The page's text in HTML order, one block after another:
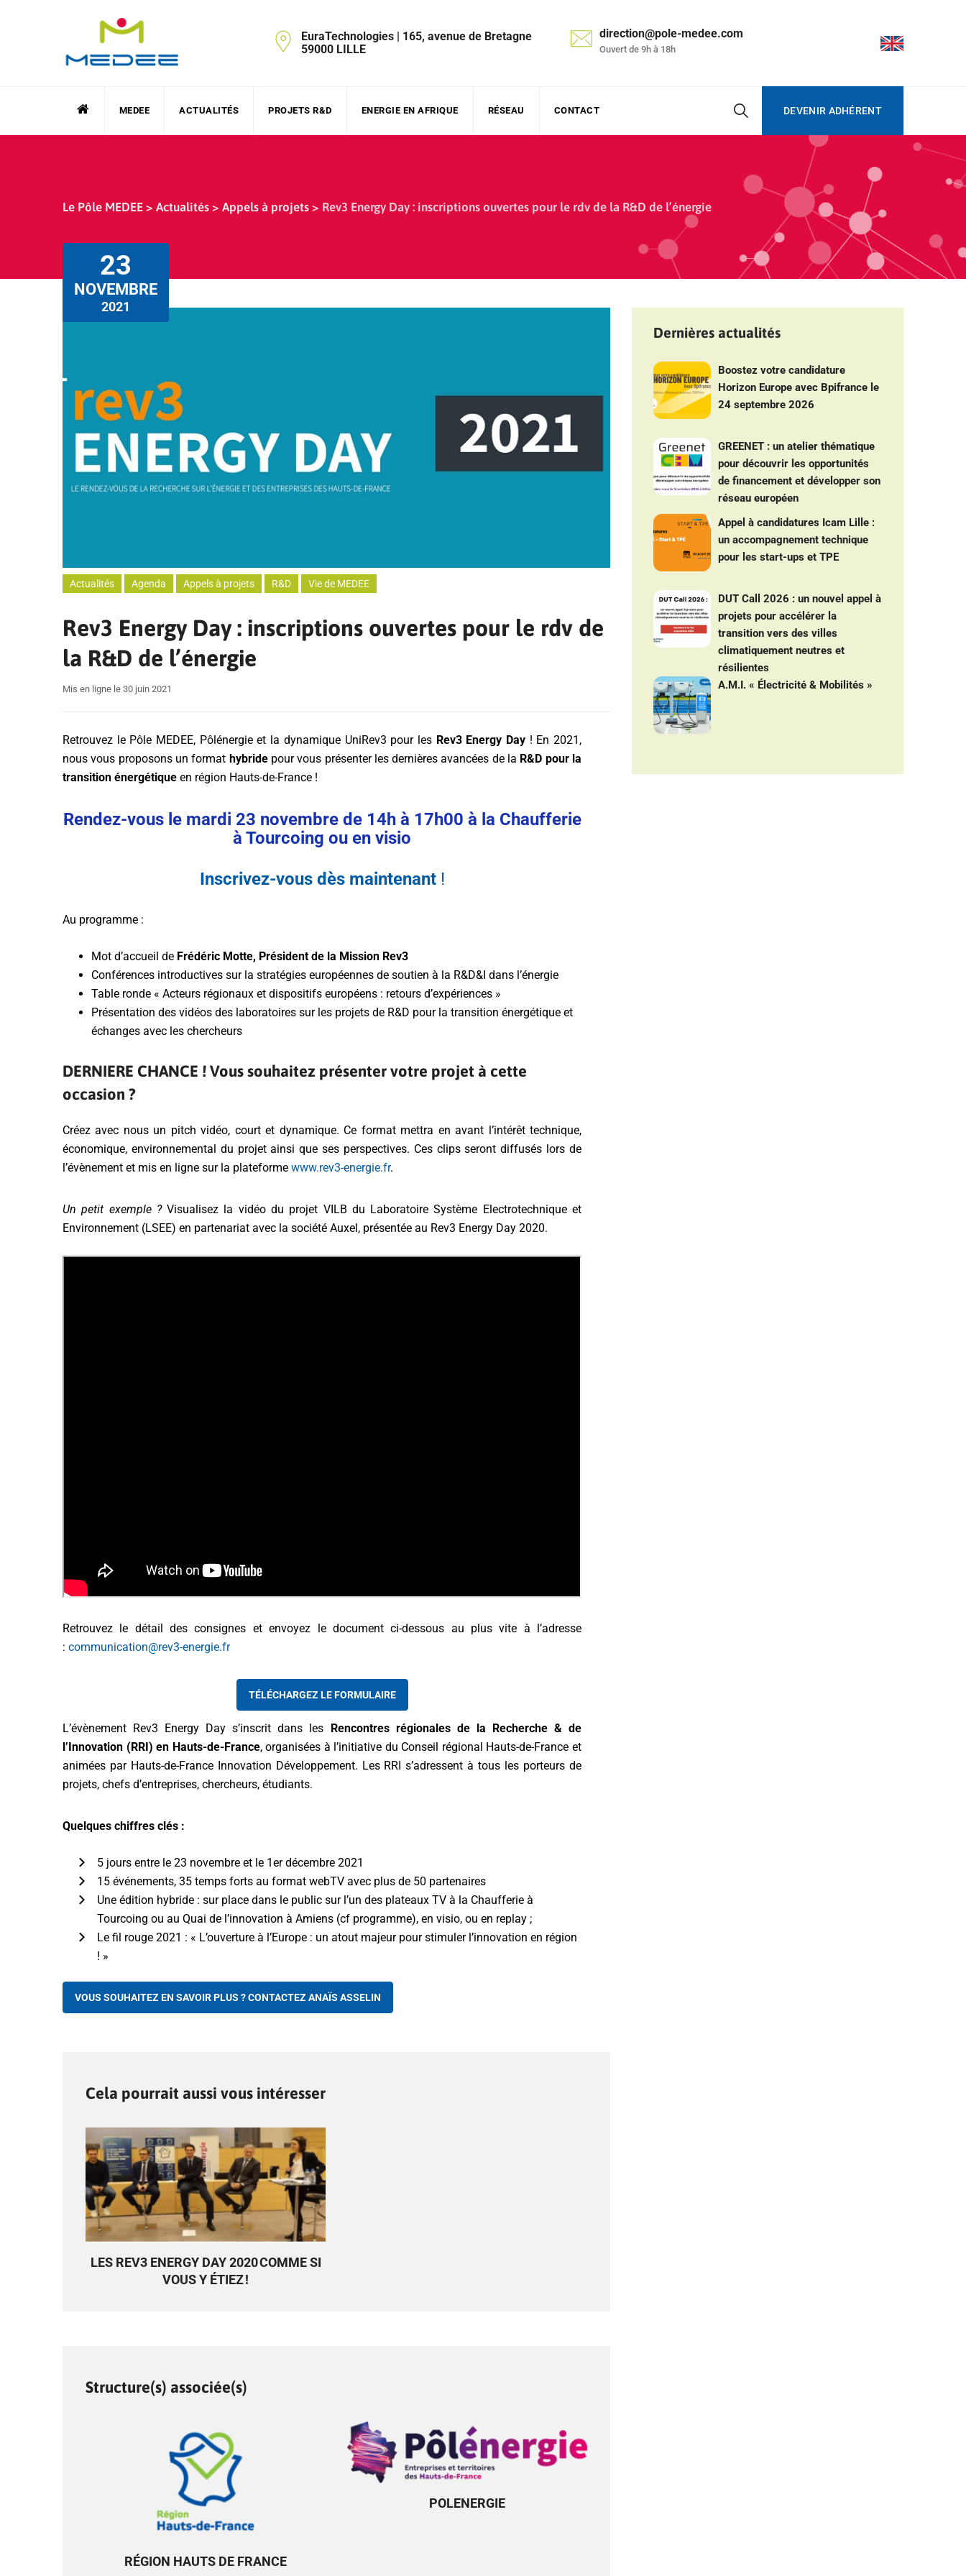
EuraTechnologies | 165, avenue de Bretagne
59000 LILLE
direction@pole-medee.com
Ouvert de 9h à 18h
MEDEE ACTUALITÉS PROJETS R&D ENERGIE EN AFRIQUE RÉSEAU CONTACT DEVENIR ADHÉRENT
Le Pôle MEDEE > Actualités > Appels à projets > Rev3 Energy Day : inscriptions ouvertes pour le rdv de la R&D de l’énergie
23
NOVEMBRE
2021
Actualités Agenda Appels à projets R&D Vie de MEDEE
Rev3 Energy Day : inscriptions ouvertes pour le rdv de
la R&D de l’énergie
Mis en ligne le 30 juin 2021
Retrouvez le Pôle MEDEE, Pôlénergie et la dynamique UniRev3 pour les Rev3 Energy Day! En 2021,
nous vous proposons un format hybride pour vous présenter les dernières avancées de la R&D pour la
transition énergétique en région Hauts-de-France !
Rendez-vous le mardi 23 novembre de 14h à 17h00 à la Chaufferie
à Tourcoing ou en visio
Inscrivez-vous dès maintenant !
Au programme :
Mot d’accueil de Frédéric Motte, Président de la Mission Rev3
Conférences introductives sur la stratégies européennes de soutien à la R&D&I dans l’énergie
Table ronde « Acteurs régionaux et dispositifs européens : retours d’expériences »
Présentation des vidéos des laboratoires sur les projets de R&D pour la transition énergétique et
échanges avec les chercheurs
DERNIERE CHANCE !Vous souhaitez présenter votre projet à cette
occasion ?
Créez avec nous un pitch vidéo, court et dynamique. Ce format mettra en avant l’intérêt technique,
économique, environnemental du projet ainsi que ses perspectives. Ces clips seront diffusés lors de
l’évènement et mis en ligne sur la plateforme www.rev3-energie.fr.
Un petit exemple ?Visualisez la vidéo du projet VILB du Laboratoire Système Electrotechnique et
Environnement (LSEE) en partenariat avec la société Auxel, présentée au Rev3 Energy Day 2020.
Retrouvez le détail des consignes et envoyez le document ci-dessous au plus vite à l’adresse
: communication@rev3-energie.fr
TÉLÉCHARGEZ LE FORMULAIRE
L’évènement Rev3 Energy Day s’inscrit dans les
Rencontres régionales de la Recherche & de
l’Innovation (RRI) en Hauts-de-France, organisées à l’initiative du Conseil régional Hauts-de-France et
animées par Hauts-de-France Innovation Développement. Les RRI s’adressent à tous les porteurs de
projets, chefs d’entreprises, chercheurs, étudiants.
Quelques chiffres clés :
5 jours entre le 23 novembre et le 1er décembre 2021
15 événements, 35 temps forts au format webTV avec plus de 50 partenaires
Une édition hybride : sur place dans le public sur l’un des plateaux TV à la Chaufferie à
Tourcoing ou au Quai de l’innovation à Amiens (cf programme), en visio, ou en replay ;
Le fil rouge 2021 : « L’ouverture à l’Europe : un atout majeur pour stimuler l’innovation en région
! »
VOUS SOUHAITEZ EN SAVOIR PLUS ? CONTACTEZ ANAÏS ASSELIN
Cela pourrait aussi vous intéresser
LES REV3 ENERGY DAY 2020 COMME SI
VOUS Y ÉTIEZ !
Structure(s) associée(s)
RÉGION HAUTS DE FRANCE
POLENERGIE
Dernières actualités
Boostez votre candidature
Horizon Europe avec Bpifrance le
24 septembre 2026
GREENET : un atelier thématique
pour découvrir les opportunités
de financement et développer son
réseau européen
Appel à candidatures Icam Lille :
un accompagnement technique
pour les start-ups et TPE
DUT Call 2026 : un nouvel appel à
projets pour accélérer la
transition vers des villes
climatiquement neutres et
résilientes
A.M.I. « Électricité & Mobilités »